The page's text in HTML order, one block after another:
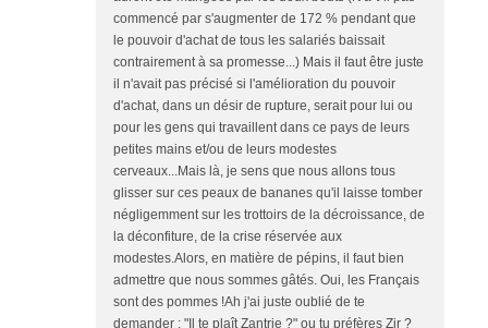
commencé par s'augmenter de 172 % pendant que
le pouvoir d'achat de tous les salariés baissait
contrairement à sa promesse...) Mais il faut être juste
il n'avait pas précisé si l'amélioration du pouvoir
d'achat, dans un désir de rupture, serait pour lui ou
pour les gens qui travaillent dans ce pays de leurs
petites mains et/ou de leurs modestes
cerveaux...Mais là, je sens que nous allons tous
glisser sur ces peaux de bananes qu'il laisse tomber
négligemment sur les trottoirs de la décroissance, de
la déconfiture, de la crise réservée aux
modestes.Alors, en matière de pépins, il faut bien
admettre que nous sommes gâtés. Oui, les Français
sont des pommes !Ah j'ai juste oublié de te
demander : "Il te plaît Zantrie ?" ou tu préfères Zir ?